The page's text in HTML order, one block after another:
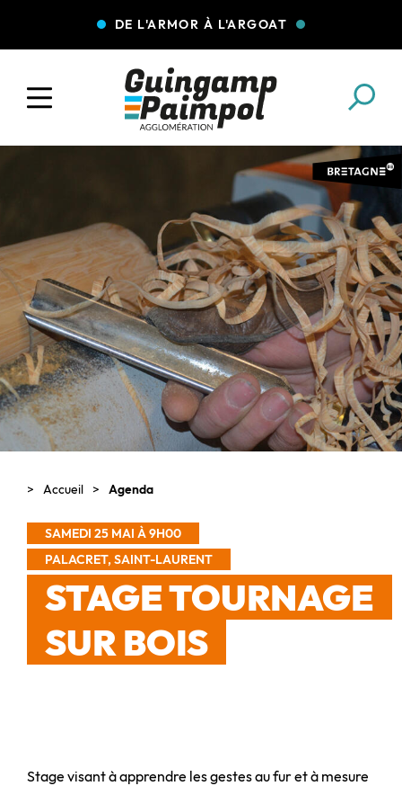
DE L'ARMOR À L'ARGOAT
COLLECTE DES DÉCHETS EAU ET ASSAINISSEMENT
ENFANCE JEUNESSE L'AGGLO' RECRUTE
ASSOCIATIONS PISCINES
Accueil Agenda
SAMEDI 25 MAI À 9H00
PALACRET, SAINT-LAURENT
STAGE TOURNAGE
SUR BOIS
Stage visant à apprendre les gestes au fur et à mesure